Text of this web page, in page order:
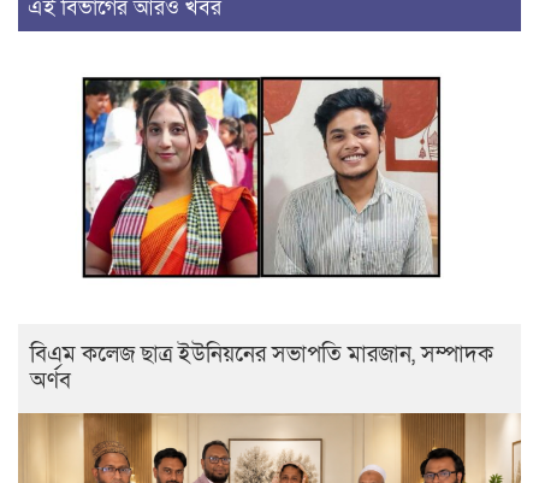
এই বিভাগের আরও খবর
বিএম কলেজ ছাত্র ইউনিয়নের সভাপতি মারজান, সম্পাদক
অর্ণব